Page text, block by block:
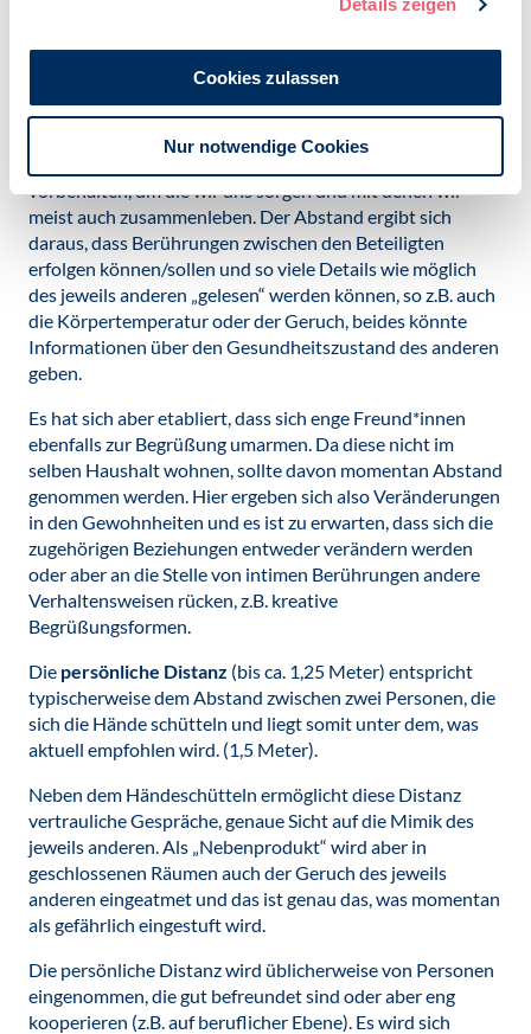
Details zeigen
Cookies zulassen
Nur notwendige Cookies
Interaktionssituationen in Abhängigkeit vom jeweiligen
Distanzen auch daraus ergeben, welche Sinnesorgane
intime Distanz(bis ca. 45 cm) ist i.d.R. den engen
Familienangehörigen und Sexualpartner*innen
vorbehalten, um die wir uns sorgen und mit denen wir
meist auch zusammenleben. Der Abstand ergibt sich
daraus, dass Berührungen zwischen den Beteiligten
erfolgen können/sollen und so viele Details wie möglich
des jeweils anderen „gelesen“ werden können, so z.B. auch
die Körpertemperatur oder der Geruch, beides könnte
Informationen über den Gesundheitszustand des anderen
geben.
Es hat sich aber etabliert, dass sich enge Freund*innen
ebenfalls zur Begrüßung umarmen. Da diese nicht im
selben Haushalt wohnen, sollte davon momentan Abstand
genommen werden. Hier ergeben sich also Veränderungen
in den Gewohnheiten und es ist zu erwarten, dass sich die
zugehörigen Beziehungen entweder verändern werden
oder aber an die Stelle von intimen Berührungen andere
Verhaltensweisen rücken, z.B. kreative
Begrüßungsformen.
Die persönliche Distanz (bis ca. 1,25 Meter) entspricht
typischerweise dem Abstand zwischen zwei Personen, die
sich die Hände schütteln und liegt somit unter dem, was
aktuell empfohlen wird. (1,5 Meter).
Neben dem Händeschütteln ermöglicht diese Distanz
vertrauliche Gespräche, genaue Sicht auf die Mimik des
jeweils anderen. Als „Nebenprodukt“ wird aber in
geschlossenen Räumen auch der Geruch des jeweils
anderen eingeatmet und das ist genau das, was momentan
als gefährlich eingestuft wird.
Die persönliche Distanz wird üblicherweise von Personen
eingenommen, die gut befreundet sind oder aber eng
kooperieren (z.B. auf beruflicher Ebene). Es wird sich